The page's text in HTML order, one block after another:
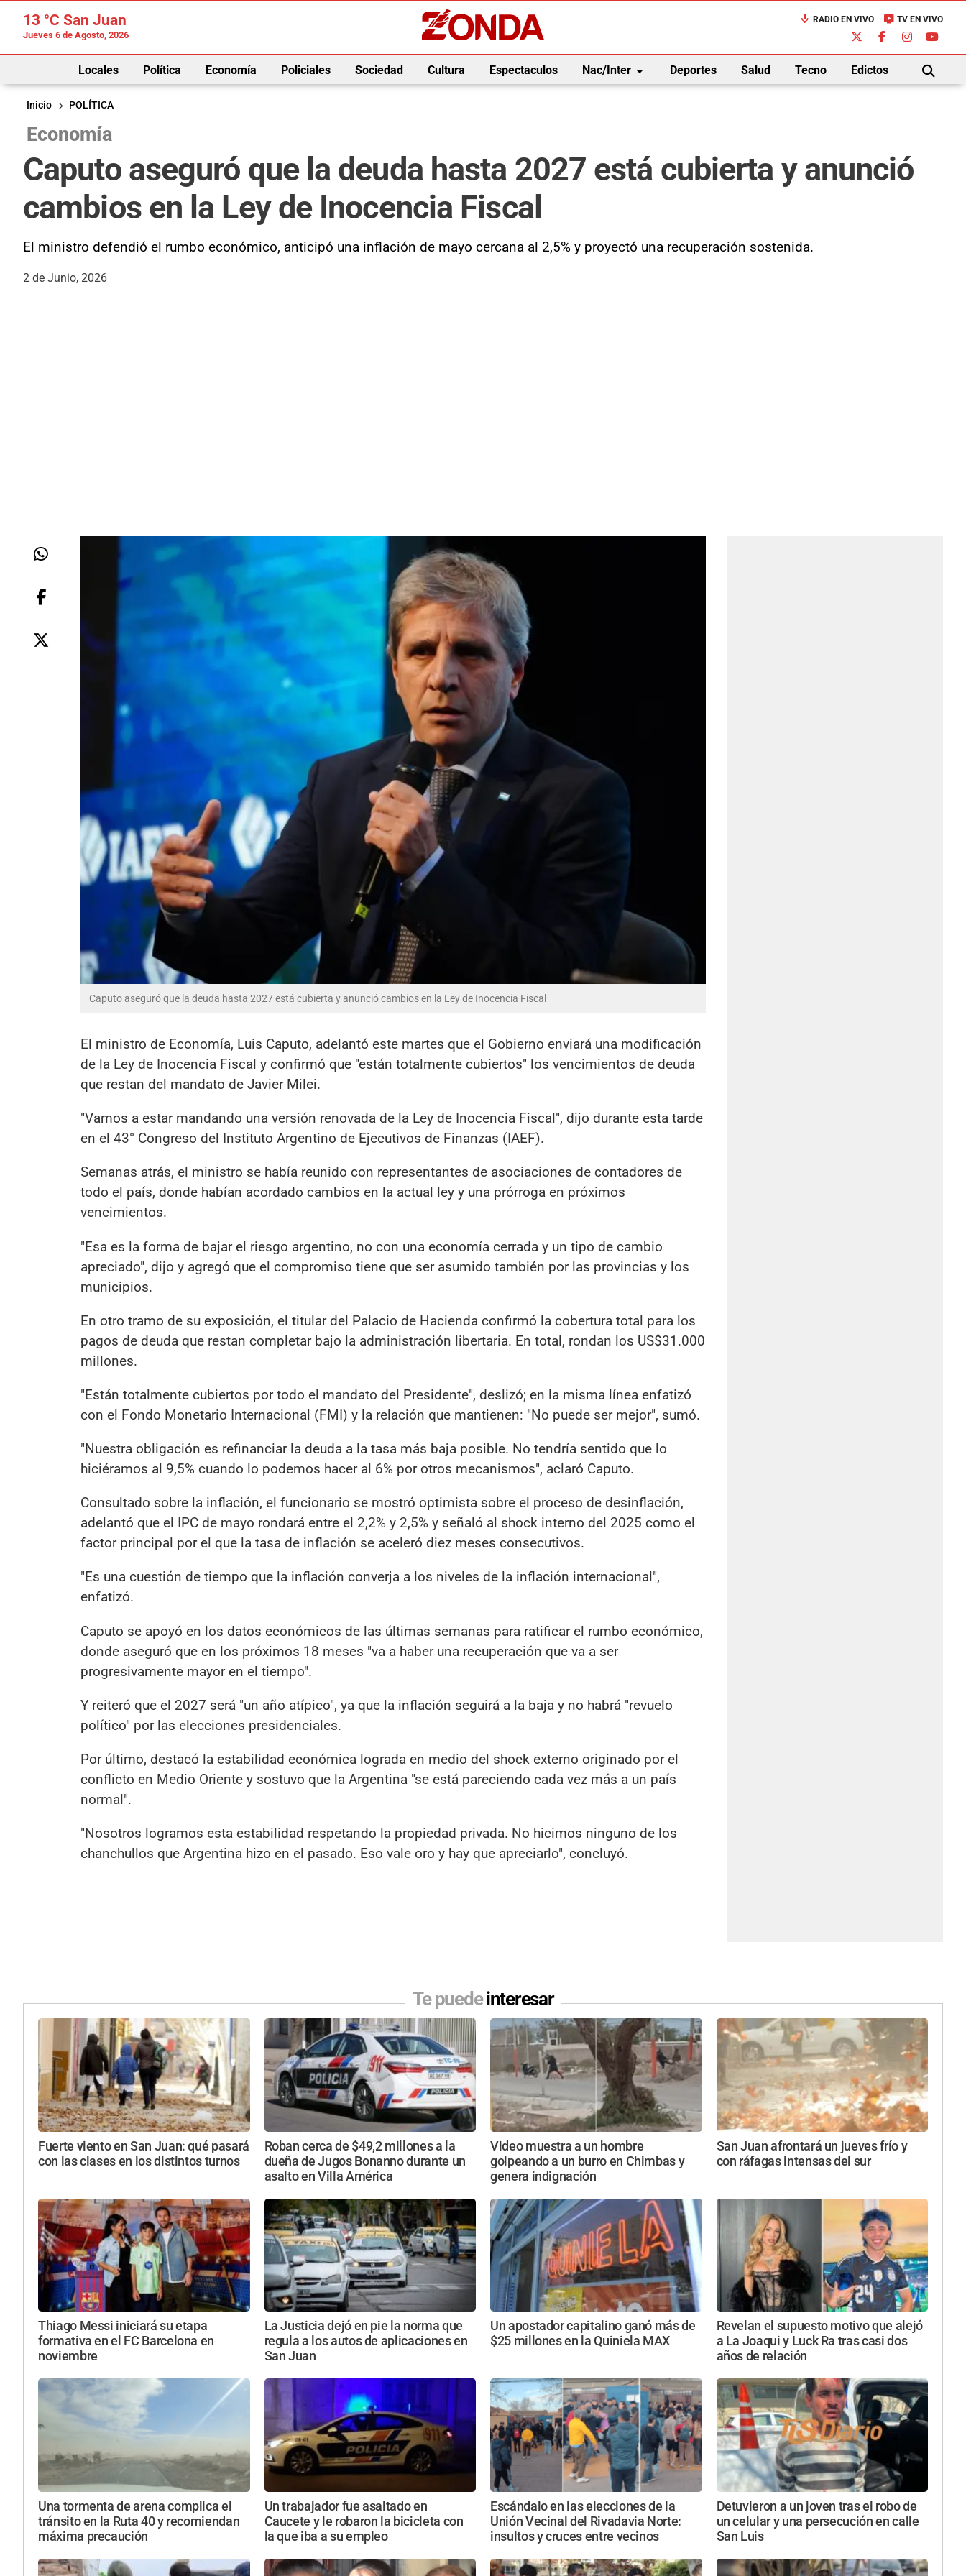
13 °C San Juan
Jueves 6 de Agosto, 2026
mic RADIO EN VIVO live_tv TV EN VIVO
Locales Política Economía Policiales Sociedad Cultura Espectaculos Nac/Interarrow_drop_down Deportes Salud Tecno Edictos
BUSCAR
Inicio
POLÍTICA
Economía
Caputo aseguró que la deuda hasta 2027 está cubierta y anunció
cambios en la Ley de Inocencia Fiscal
El ministro defendió el rumbo económico, anticipó una inflación de mayo cercana al 2,5% y proyectó una recuperación sostenida.
2 de Junio, 2026
Caputo aseguró que la deuda hasta 2027 está cubierta y anunció cambios en la Ley de Inocencia Fiscal
El ministro de Economía, Luis Caputo, adelantó este martes que el Gobierno enviará una modificación
de la Ley de Inocencia Fiscal y confirmó que "están totalmente cubiertos" los vencimientos de deuda
que restan del mandato de Javier Milei.
"Vamos a estar mandando una versión renovada de la Ley de Inocencia Fiscal", dijo durante esta tarde
en el 43° Congreso del Instituto Argentino de Ejecutivos de Finanzas (IAEF).
Semanas atrás, el ministro se había reunido con representantes de asociaciones de contadores de
todo el país, donde habían acordado cambios en la actual ley y una prórroga en próximos
vencimientos.
"Esa es la forma de bajar el riesgo argentino, no con una economía cerrada y un tipo de cambio
apreciado", dijo y agregó que el compromiso tiene que ser asumido también por las provincias y los
municipios.
En otro tramo de su exposición, el titular del Palacio de Hacienda confirmó la cobertura total para los
pagos de deuda que restan completar bajo la administración libertaria. En total, rondan los US$31.000
millones.
"Están totalmente cubiertos por todo el mandato del Presidente", deslizó; en la misma línea enfatizó
con el Fondo Monetario Internacional (FMI) y la relación que mantienen: "No puede ser mejor", sumó.
"Nuestra obligación es refinanciar la deuda a la tasa más baja posible. No tendría sentido que lo
hiciéramos al 9,5% cuando lo podemos hacer al 6% por otros mecanismos", aclaró Caputo.
Consultado sobre la inflación, el funcionario se mostró optimista sobre el proceso de desinflación,
adelantó que el IPC de mayo rondará entre el 2,2% y 2,5% y señaló al shock interno del 2025 como el
factor principal por el que la tasa de inflación se aceleró diez meses consecutivos.
"Es una cuestión de tiempo que la inflación converja a los niveles de la inflación internacional",
enfatizó.
Caputo se apoyó en los datos económicos de las últimas semanas para ratificar el rumbo económico,
donde aseguró que en los próximos 18 meses "va a haber una recuperación que va a ser
progresivamente mayor en el tiempo".
Y reiteró que el 2027 será "un año atípico", ya que la inflación seguirá a la baja y no habrá "revuelo
político" por las elecciones presidenciales.
Por último, destacó la estabilidad económica lograda en medio del shock externo originado por el
conflicto en Medio Oriente y sostuvo que la Argentina "se está pareciendo cada vez más a un país
normal".
"Nosotros logramos esta estabilidad respetando la propiedad privada. No hicimos ninguno de los
chanchullos que Argentina hizo en el pasado. Eso vale oro y hay que apreciarlo", concluyó.
Te puedeinteresar
Fuerte viento en San Juan: qué pasará
con las clases en los distintos turnos
Roban cerca de $49,2 millones a la
dueña de Jugos Bonanno durante un
asalto en Villa América
Video muestra a un hombre
golpeando a un burro en Chimbas y
genera indignación
San Juan afrontará un jueves frío y
con ráfagas intensas del sur
Thiago Messi iniciará su etapa
formativa en el FC Barcelona en
noviembre
La Justicia dejó en pie la norma que
regula a los autos de aplicaciones en
San Juan
Un apostador capitalino ganó más de
$25 millones en la Quiniela MAX
Revelan el supuesto motivo que alejó
a La Joaqui y Luck Ra tras casi dos
años de relación
Una tormenta de arena complica el
tránsito en la Ruta 40 y recomiendan
máxima precaución
Un trabajador fue asaltado en
Caucete y le robaron la bicicleta con
la que iba a su empleo
Escándalo en las elecciones de la
Unión Vecinal del Rivadavia Norte:
insultos y cruces entre vecinos
Detuvieron a un joven tras el robo de
un celular y una persecución en calle
San Luis